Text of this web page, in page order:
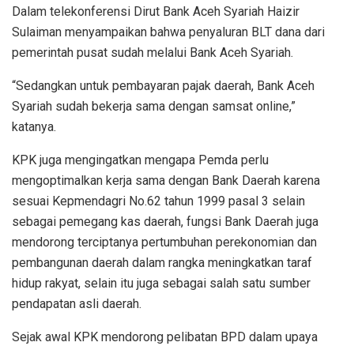
Dalam telekonferensi Dirut Bank Aceh Syariah Haizir
Sulaiman menyampaikan bahwa penyaluran BLT dana dari
pemerintah pusat sudah melalui Bank Aceh Syariah.
“Sedangkan untuk pembayaran pajak daerah, Bank Aceh
Syariah sudah bekerja sama dengan samsat online,”
katanya.
KPK juga mengingatkan mengapa Pemda perlu
mengoptimalkan kerja sama dengan Bank Daerah karena
sesuai Kepmendagri No.62 tahun 1999 pasal 3 selain
sebagai pemegang kas daerah, fungsi Bank Daerah juga
mendorong terciptanya pertumbuhan perekonomian dan
pembangunan daerah dalam rangka meningkatkan taraf
hidup rakyat, selain itu juga sebagai salah satu sumber
pendapatan asli daerah.
Sejak awal KPK mendorong pelibatan BPD dalam upaya